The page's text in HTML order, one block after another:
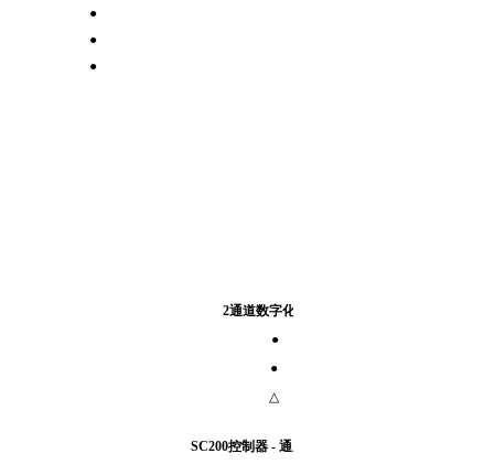
●
●
●
2通道数字化控制器配置
● ●
● △
△ △
SC200控制器 - 通用技术参数